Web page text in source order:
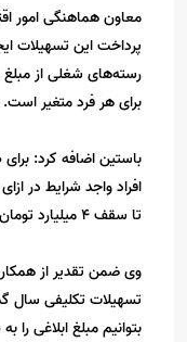
معاون هماهنگی امور
پرداخت این تسهیلات
برای هر فرد متغیر است.
باستین اضافه کرد:
تا سقف 4 میلیارد تومان تسهیلات دریافت می‌کنند.
وی ضمن تقدیر از
تسهیلات تکلیفی سال
بتوانیم مبلغ ابلاغی